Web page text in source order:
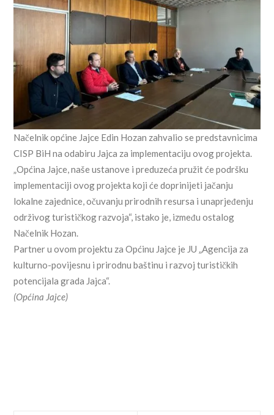
Načelnik općine Jajce Edin Hozan zahvalio se predstavnicima
CISP BiH na odabiru Jajca za implementaciju ovog projekta.
„Općina Jajce, naše ustanove i preduzeća pružit će podršku
implementaciji ovog projekta koji će doprinijeti jačanju
lokalne zajednice, očuvanju prirodnih resursa i unaprjeđenju
održivog turističkog razvoja“, istako je, između ostalog
Načelnik Hozan.
Partner u ovom projektu za Općinu Jajce je JU „Agencija za
kulturno-povijesnu i prirodnu baštinu i razvoj turističkih
potencijala grada Jajca“.
(Općina Jajce)